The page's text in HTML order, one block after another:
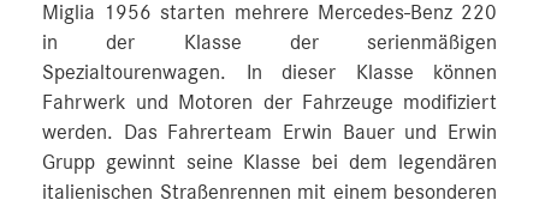
Miglia 1956 starten mehrere Mercedes-Benz 220
in der Klasse der serienmäßigen
Spezialtourenwagen. In dieser Klasse können
Fahrwerk und Motoren der Fahrzeuge modifiziert
werden. Das Fahrerteam Erwin Bauer und Erwin
Grupp gewinnt seine Klasse bei dem legendären
italienischen Straßenrennen mit einem besonderen